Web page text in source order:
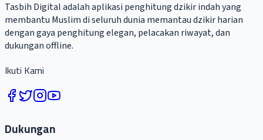
Tasbih Digital adalah aplikasi penghitung dzikir indah yang
membantu Muslim di seluruh dunia memantau dzikir harian
dengan gaya penghitung elegan, pelacakan riwayat, dan
dukungan offline.
Ikuti Kami
Dukungan